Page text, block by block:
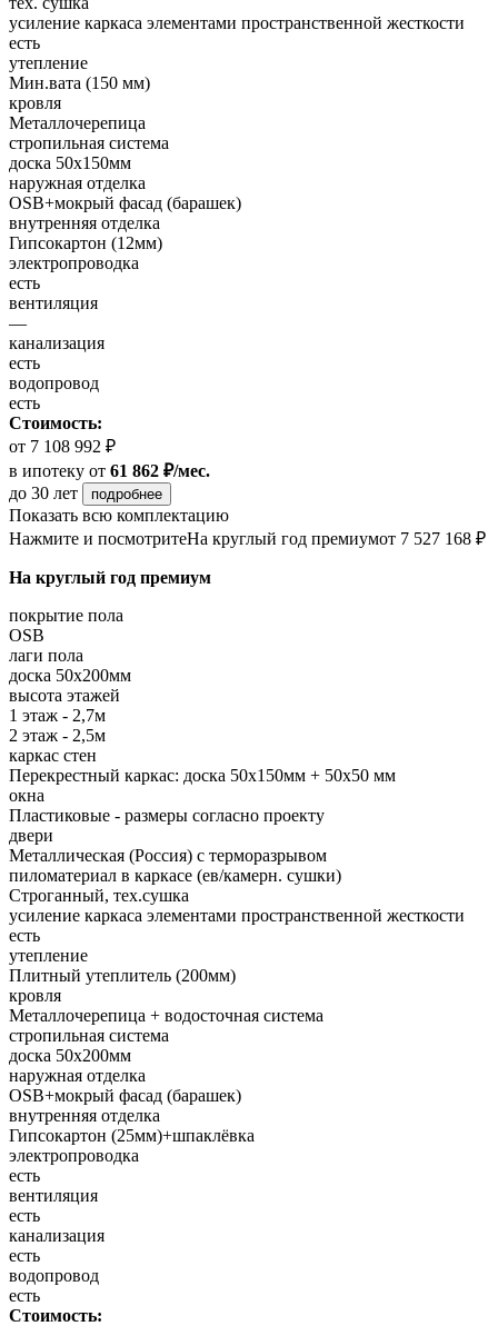
усиление каркаса элементами пространственной жесткости
есть
утепление
Мин.вата (150 мм)
кровля
Металлочерепица
стропильная система
доска 50х150мм
наружная отделка
OSB+мокрый фасад (барашек)
внутренняя отделка
Гипсокартон (12мм)
электропроводка
есть
вентиляция
—
канализация
есть
водопровод
есть
Стоимость:
от 7 108 992 ₽
в ипотеку от 61 862 ₽/мес.
до 30 лет
подробнее
Показать всю комплектацию
Нажмите и посмотритеНа круглый год премиумот 7 527 168 ₽
На круглый год премиум
покрытие пола
OSB
лаги пола
доска 50х200мм
высота этажей
1 этаж - 2,7м
2 этаж - 2,5м
каркас стен
Перекрестный каркас: доска 50х150мм + 50х50 мм
окна
Пластиковые - размеры согласно проекту
двери
Металлическая (Россия) с терморазрывом
пиломатериал в каркасе (ев/камерн. сушки)
Строганный, тех.сушка
усиление каркаса элементами пространственной жесткости
есть
утепление
Плитный утеплитель (200мм)
кровля
Металлочерепица + водосточная система
стропильная система
доска 50х200мм
наружная отделка
OSB+мокрый фасад (барашек)
внутренняя отделка
Гипсокартон (25мм)+шпаклёвка
электропроводка
есть
вентиляция
есть
канализация
есть
водопровод
есть
Стоимость: